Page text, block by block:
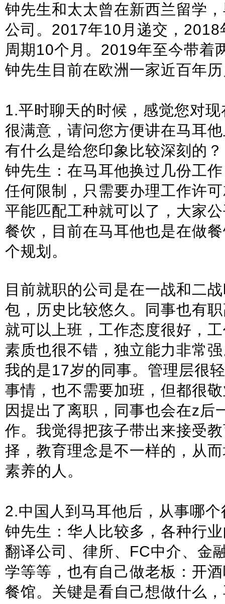
钟先生和太太曾在新西兰留学
公司。2017年10月递交，
周期10个月。2019年至今带着
钟先生目前在欧洲一家近百年
1.平时聊天的时候，感觉您对
很满意，请问您方便讲在马耳
有什么是给您印象比较深刻的？
钟先生：在马耳他换过几份工
任何限制，只需要办理工作许
平能匹配工种就可以了，大家
餐饮，目前在马耳他也是在做
个规划。
目前就职的公司是在一战和二
包，历史比较悠久。同事也有
就可以上班，工作态度很好，
素质也很不错，独立能力非常
我的是17岁的同事。管理层很
事情，也不需要加班，但都很
因提出了离职，同事也会在z后
作。我觉得把孩子带出来接受
择，教育理念是不一样的，从
素养的人。
2.中国人到马耳他后，从事哪
钟先生：华人比较多，各种行
翻译公司、律所、FC中介、金
学等等，也有自己做老板：开
餐馆。关键是看自己想做什么